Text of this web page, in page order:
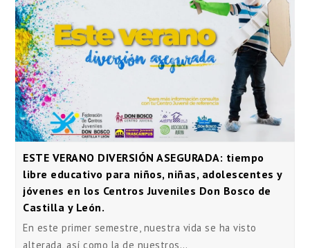
ESTE VERANO DIVERSIÓN ASEGURADA: tiempo
libre educativo para niños, niñas, adolescentes y
jóvenes en los Centros Juveniles Don Bosco de
Castilla y León.
En este primer semestre, nuestra vida se ha visto
alterada, así como la de nuestros…